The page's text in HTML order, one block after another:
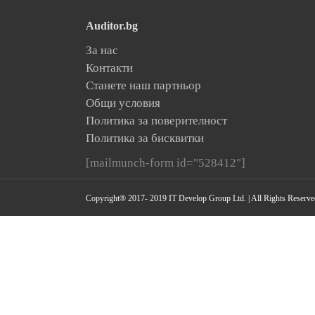
Auditor.bg
За нас
Контакти
Станете наш партньор
Общи условия
Политика за поверителност
Политика за бисквитки
[mailmunch-form id="528412"]
Copyright® 2017- 2019 IT Develop Group Ltd. | All Rights